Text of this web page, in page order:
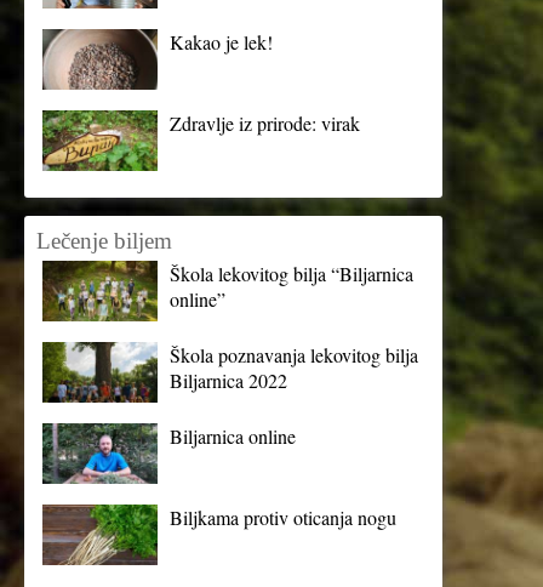
Kakao je lek!
Zdravlje iz prirode: virak
Lečenje biljem
Škola lekovitog bilja “Biljarnica
online”
Škola poznavanja lekovitog bilja
Biljarnica 2022
Biljarnica online
Biljkama protiv oticanja nogu